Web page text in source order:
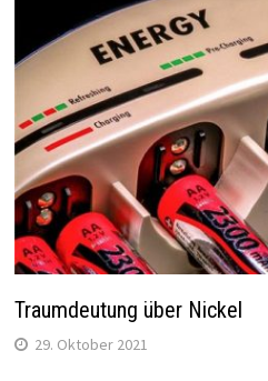
Traumdeutung über Nickel
29. Oktober 2021